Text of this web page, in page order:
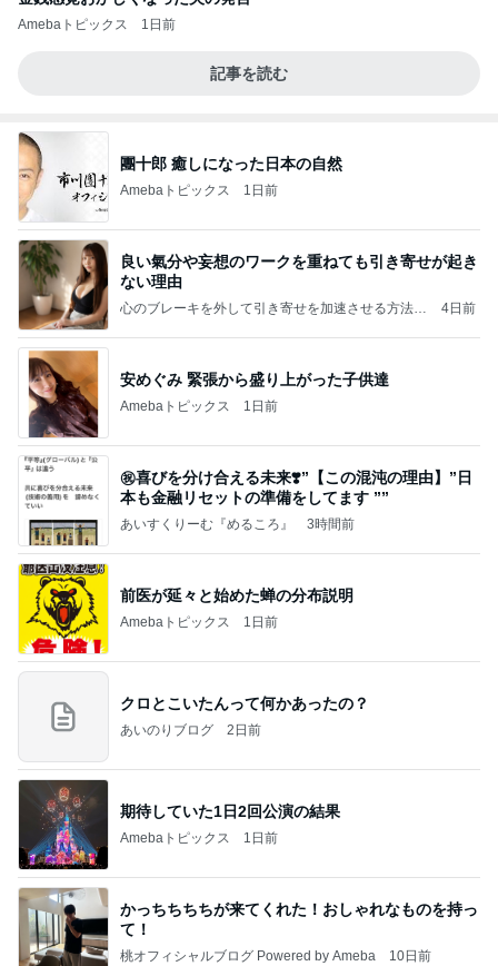
Amebaトピックス 1日前
記事を読む
團十郎 癒しになった日本の自然
Amebaトピックス 1日前
良い氣分や妄想のワークを重ねても引き寄せが起き
ない理由
心のブレーキを外して引き寄せを加速させる方法：
4日前
安めぐみ 緊張から盛り上がった子供達
Amebaトピックス 1日前
㊗️喜びを分け合える未来❣️”【この混沌の理由】”⽇
本も⾦融リセットの準備をしてます ””
あいすくりーむ『めるころ』 3時間前
前医が延々と始めた蝉の分布説明
Amebaトピックス 1日前
クロとこいたんって何かあったの？
あいのりブログ 2日前
期待していた1日2回公演の結果
Amebaトピックス 1日前
かっちちちちが来てくれた！おしゃれなものを持っ
て！
桃オフィシャルブログ Powered by Ameba 10日前